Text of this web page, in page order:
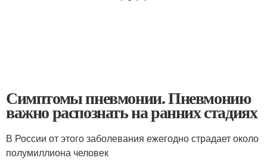
Симптомы пневмонии. Пневмонию
важно распознать на ранних стадиях
В России от этого заболевания ежегодно страдает около
полумиллиона человек